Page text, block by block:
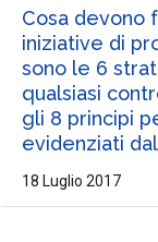
Cosa devono
iniziative di
sono le 6
qualsiasi
gli 8 principi
evidenziati dal
18 Luglio 2017